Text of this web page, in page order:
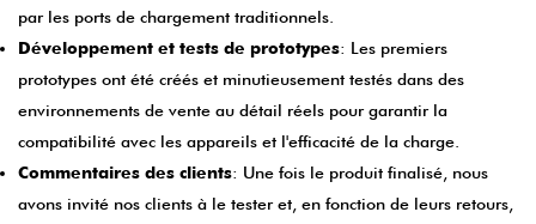
par les ports de chargement traditionnels.
Développement et tests de prototypes: Les premiers
prototypes ont été créés et minutieusement testés dans des
environnements de vente au détail réels pour garantir la
compatibilité avec les appareils et l'efficacité de la charge.
Commentaires des clients: Une fois le produit finalisé, nous
avons invité nos clients à le tester et, en fonction de leurs retours,